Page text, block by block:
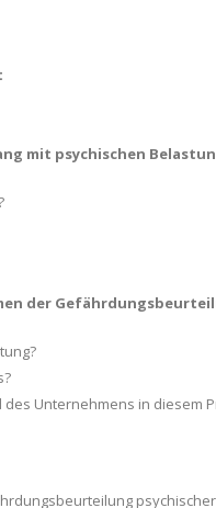
mit psychischen
der
Unternehmens in diesem